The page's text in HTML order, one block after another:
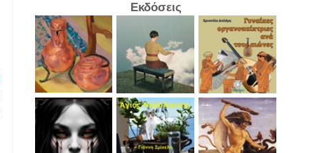
Εκδόσεις